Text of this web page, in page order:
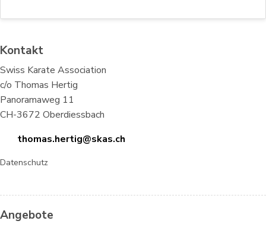
Kontakt
Swiss Karate Association
c/o Thomas Hertig
Panoramaweg 11
CH-3672 Oberdiessbach
thomas.hertig@skas.ch
Datenschutz
Angebote